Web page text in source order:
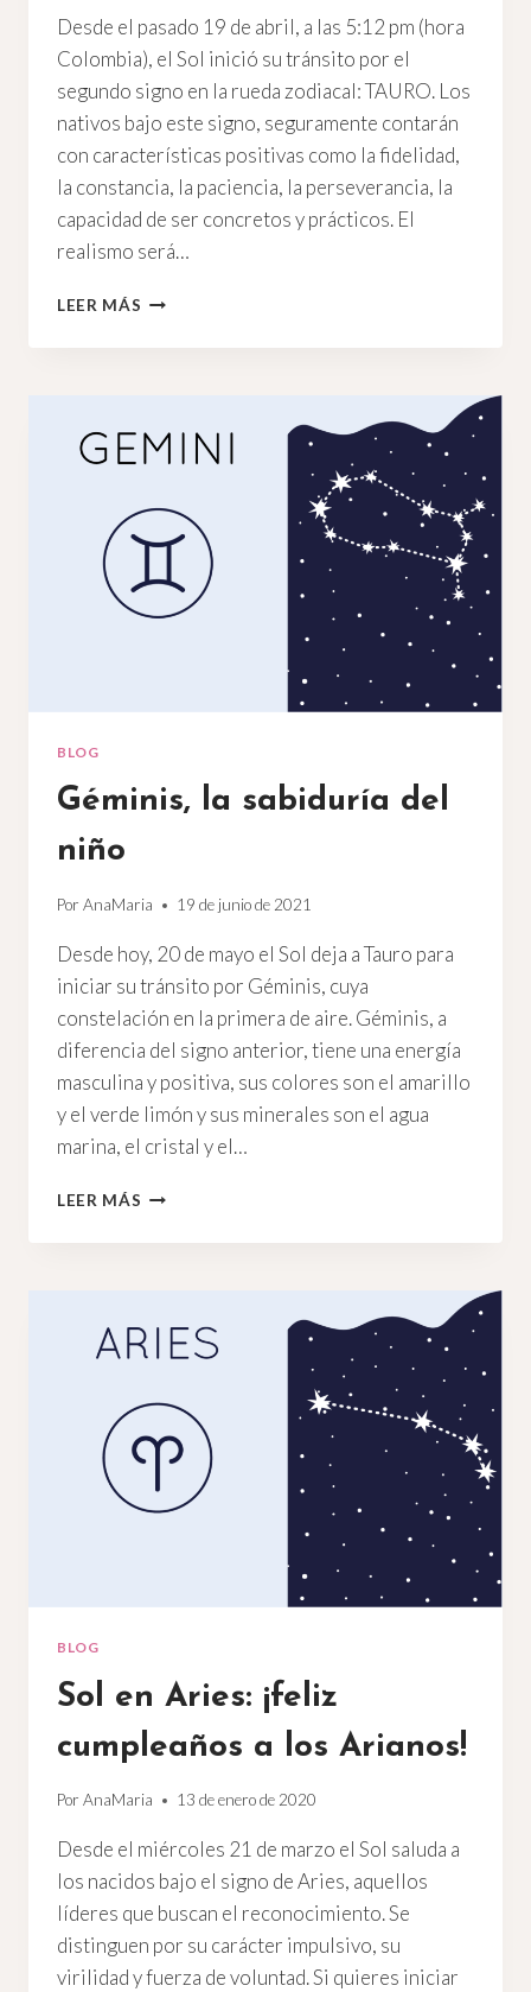
Desde el pasado 19 de abril, a las 5:12 pm (hora
Colombia), el Sol inició su tránsito por el
segundo signo en la rueda zodiacal: TAURO. Los
nativos bajo este signo, seguramente contarán
con características positivas como la fidelidad,
la constancia, la paciencia, la perseverancia, la
capacidad de ser concretos y prácticos. El
realismo será…
LEER MÁS TAURO
BLOG
Géminis, la sabiduría del
niño
Por AnaMaria 19 de junio de 2021
Desde hoy, 20 de mayo el Sol deja a Tauro para
iniciar su tránsito por Géminis, cuya
constelación en la primera de aire. Géminis, a
diferencia del signo anterior, tiene una energía
masculina y positiva, sus colores son el amarillo
y el verde limón y sus minerales son el agua
marina, el cristal y el…
LEER MÁS GÉMINIS,
BLOG
Sol en Aries: ¡feliz
cumpleaños a los Arianos!
Por AnaMaria 13 de enero de 2020
Desde el miércoles 21 de marzo el Sol saluda a
los nacidos bajo el signo de Aries, aquellos
líderes que buscan el reconocimiento. Se
distinguen por su carácter impulsivo, su
virilidad y fuerza de voluntad. Si quieres iniciar